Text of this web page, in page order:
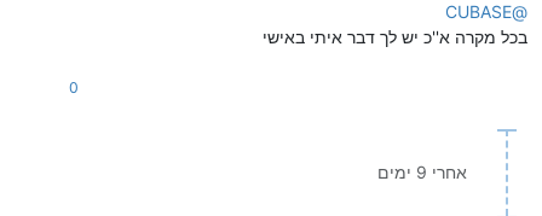
@
CUBASE
בכל מקרה א''כ יש לך דבר איתי באישי
0
אחרי 9 ימים